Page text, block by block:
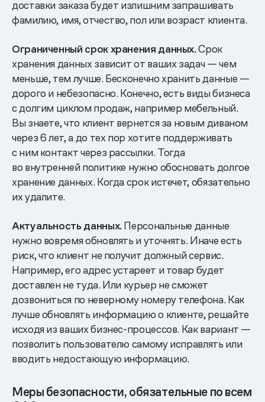
доставки заказа будет излишним запрашивать
фамилию, имя, отчество, пол или возраст клиента.
Ограниченный срок хранения данных.Срок
хранения данных зависит от ваших задач — чем
меньше, тем лучше. Бесконечно хранить данные —
дорого и небезопасно. Конечно, есть виды бизнеса
с долгим циклом продаж, например мебельный.
Вы знаете, что клиент вернется за новым диваном
через 6 лет, а до тех пор хотите поддерживать
с ним контакт через рассылки. Тогда
во внутренней политике нужно обосновать долгое
хранение данных. Когда срок истечет, обязательно
их удалите.
Актуальность данных. Персональные данные
нужно вовремя обновлять и уточнять. Иначе есть
риск, что клиент не получит должный сервис.
Например, его адрес устареет и товар будет
доставлен не туда. Или курьер не сможет
дозвониться по неверному номеру телефона. Как
лучше обновлять информацию о клиенте, решайте
исходя из ваших бизнес-процессов. Как вариант —
позволить пользователю самому исправлять или
вводить недостающую информацию.
Меры безопасности, обязательные по всем